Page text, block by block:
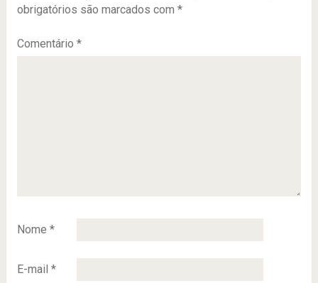
obrigatórios são marcados com *
Comentário *
Nome *
E-mail *